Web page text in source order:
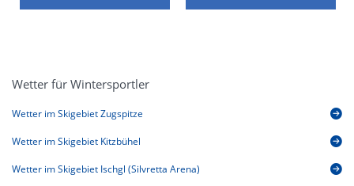
Wetter für Wintersportler
Wetter im Skigebiet Zugspitze
Wetter im Skigebiet Kitzbühel
Wetter im Skigebiet Ischgl (Silvretta Arena)